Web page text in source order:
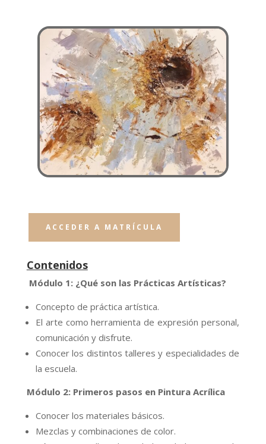
ACCEDER A MATRÍCULA
Contenidos
Módulo 1: ¿Qué son las Prácticas Artísticas?
Concepto de práctica artística.
El arte como herramienta de expresión personal,
comunicación y disfrute.
Conocer los distintos talleres y especialidades de
la escuela.
Módulo 2: Primeros pasos en Pintura Acrílica
Conocer los materiales básicos.
Mezclas y combinaciones de color.